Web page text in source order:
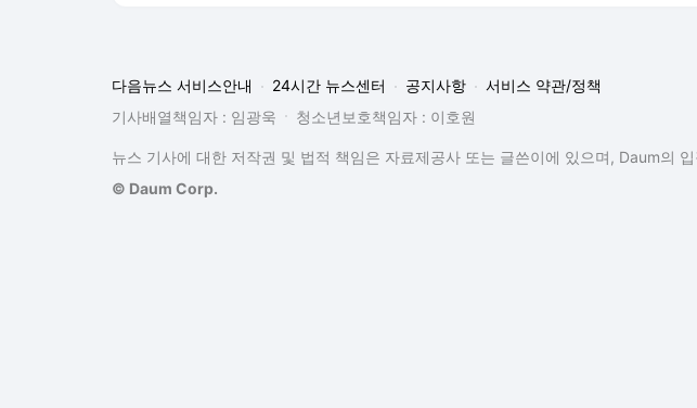
다음뉴스 서비스안내 24시간 뉴스센터 공지사항
서비스 약관/정책
기사배열책임자 : 임광욱
청소년보호책임자 : 이호원
뉴스 기사에 대한 저작권 및 법적 책임은 자료제공사 또는 글쓴이에 있으며, Daum의
© Daum Corp.